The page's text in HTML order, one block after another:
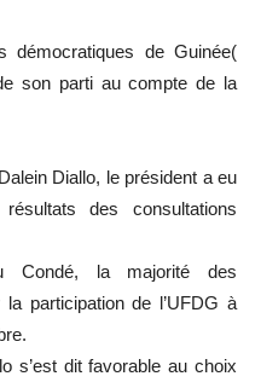
démocratiques de Guinée(
son parti au compte de la
Diallo, le président a eu
des consultations
Condé, la majorité des
participation de l’UFDG à
s’est dit favorable au choix